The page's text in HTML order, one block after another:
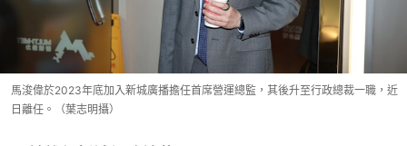
馬浚偉於2023年底加入新城廣播擔任首席營運總監，其後升至行政總裁一職，近
日離任。（葉志明攝）